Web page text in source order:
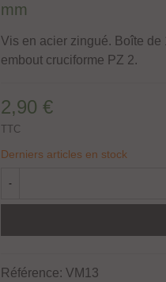
mm
Vis en acier zingué. Boîte de
embout cruciforme PZ 2.
2,90 €
TTC
Derniers articles en stock
-
Référence: VM13